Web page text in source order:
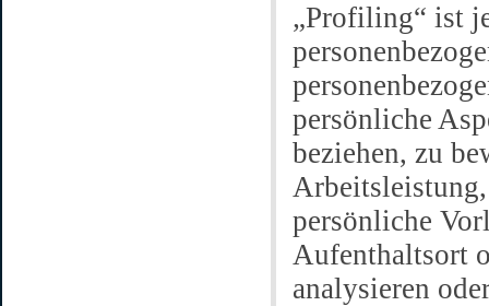
„Profiling“ ist
persönliche
beziehen, zu
persönliche
Aufenthaltsort
analysieren